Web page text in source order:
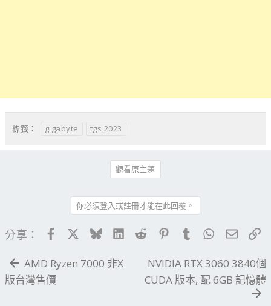
標籤： gigabyte tgs 2023
觀看原主題
你必須登入或註冊才能在此回覆。
分享： FacebookBlueskyLinkedIn
Reddit PinterestTumblrWhatsApp
電子
AMD Ryzen 7000 非X
版台灣售價
NVIDIA RTX 3060 3840個
CUDA 版本, 配 6GB 記憶體